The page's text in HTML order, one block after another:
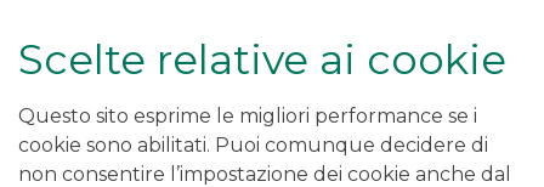
Scelte relative ai cookie
Questo sito esprime le migliori performance se i
cookie sono abilitati. Puoi comunque decidere di
non consentire l’impostazione dei cookie anche dal